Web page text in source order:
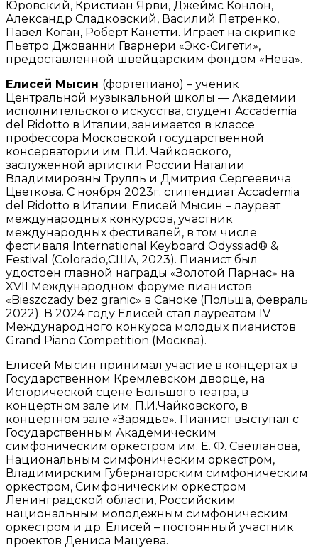
Юровский, Кристиан Ярви, Джеймс Конлон,
Александр Сладковский, Василий Петренко,
Павел Коган, Роберт Канетти. Играет на скрипке
Пьетро Джованни Гварнери «Экс-Сигети»,
предоставленной швейцарским фондом «Нева».
Елисей Мысин (фортепиано) – ученик
Центральной музыкальной школы — Академии
исполнительского искусства, студент Accademia
del Ridotto в Италии, занимается в классе
профессора Московской государственной
консерватории им. П.И. Чайковского,
заслуженной артистки России Наталии
Владимировны Трулль и Дмитрия Сергеевича
Цветкова. С ноября 2023г. стипендиат Accademia
del Ridotto в Италии. Елисей Мысин – лауреат
международных конкурсов, участник
международных фестивалей, в том числе
фестиваля International Keyboard Odyssiad® &
Festival (Сolorado,США, 2023). Пианист был
удостоен главной награды «Золотой Парнас» на
XVII Международном форуме пианистов
«Bieszczady bez granic» в Саноке (Польша, февраль
2022). В 2024 году Елисей стал лауреатом IV
Международного конкурса молодых пианистов
Grand Piano Competition (Москва).
Елисей Мысин принимал участие в концертах в
Государственном Кремлевском дворце, на
Исторической сцене Большого театра, в
концертном зале им. П.И.Чайковского, в
концертном зале «Зарядье». Пианист выступал с
Государственным Академическим
симфоническим оркестром им. Е. Ф. Светланова,
Национальным симфоническим оркестром,
Владимирским Губернаторским симфоническим
оркестром, Симфоническим оркестром
Ленинградской области, Российским
национальным молодежным симфоническим
оркестром и др. Елисей – постоянный участник
проектов Дениса Мацуева.